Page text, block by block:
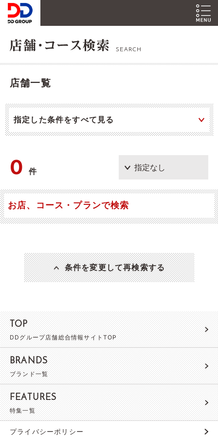
SEARCH
店舗一覧
指定した条件をすべて見る
0件
お店、コース・プランで検索
条件を変更して再検索する
TOP
DDグループ店舗総合情報サイトTOP
BRANDS
ブランド一覧
FEATURES
特集一覧
プライバシーポリシー